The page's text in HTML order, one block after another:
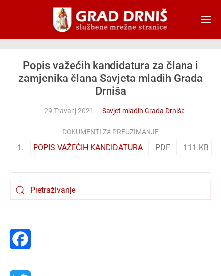
Skip to main content
Popis važećih kandidatura za člana i
zamjenika člana Savjeta mladih Grada
Drniša
29 Travanj 2021 Savjet mladih Grada Drniša
DOKUMENTI ZA PREUZIMANJE
1. POPIS VAŽEĆIH KANDIDATURA PDF 111 KB